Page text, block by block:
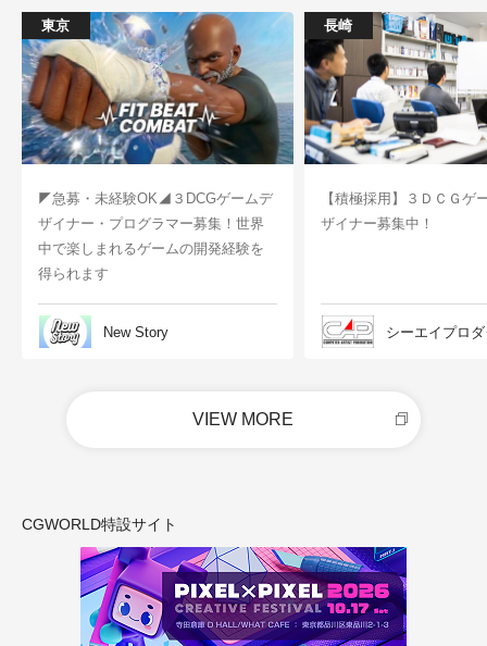
東京
◤急募・未経験OK◢３DCGゲームデ
ザイナー・プログラマー募集！世界
中で楽しまれるゲームの開発経験を
得られます
New Story
長崎
【積極採用】３ＤＣＧゲ
ザイナー募集中！
シーエイプロ
VIEW MORE
CGWORLD特設サイト